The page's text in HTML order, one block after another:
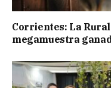
Corrientes: La
megamuestra